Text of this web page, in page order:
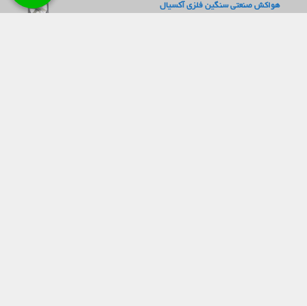
هواکش صنعتی سنگین فلزی آکسیال